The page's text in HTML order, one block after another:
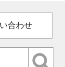
合わせ